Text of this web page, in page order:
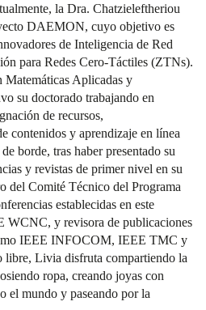
la Dra. Chatzieleftheriou
DAEMON, cuyo objetivo es
de Inteligencia de Red
para Redes Cero-Táctiles (ZTNs).
Matemáticas Aplicadas y
su doctorado trabajando en
de recursos,
contenidos y aprendizaje en línea
borde, tras haber presentado su
y revistas de primer nivel en su
del Comité Técnico del Programa
establecidas en este
WCNC, y revisora de publicaciones
IEEE INFOCOM, IEEE TMC y
libre, Livia disfruta compartiendo la
ropa, creando joyas con
el mundo y paseando por la